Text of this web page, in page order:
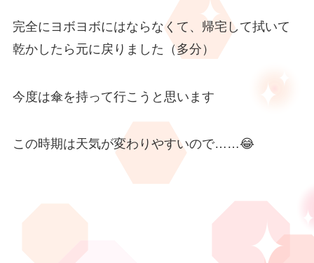
完全にヨボヨボにはならなくて、帰宅して拭いて
乾かしたら元に戻りました（多分）
今度は傘を持って行こうと思います
この時期は天気が変わりやすいので……😂